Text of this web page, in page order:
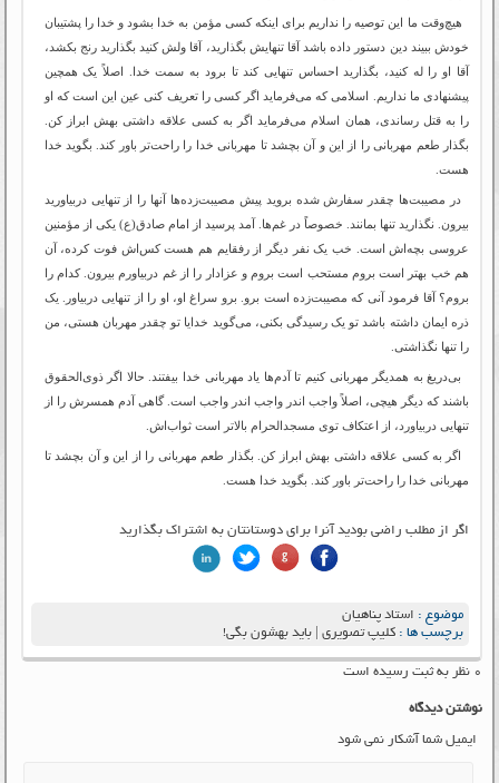
هیچ‌وقت ما این توصیه را نداریم برای اینکه کسی مؤمن به خدا بشود و خدا را پشتیبان
خودش ببیند دین دستور داده باشد آقا تنهایش بگذارید، آقا ولش کنید بگذارید رنج بکشد،
آقا او را له کنید، بگذارید احساس تنهایی کند تا برود به سمت خدا. اصلاً یک همچین
پیشنهادی ما نداریم. اسلامی که می‌فرماید اگر کسی را تعریف کنی عین این است که او
را به قتل رساندی، همان اسلام می‌فرماید اگر به کسی علاقه داشتی بهش ابراز کن.
بگذار طعم مهربانی را از این و آن بچشد تا مهربانی خدا را راحت‌تر باور کند. بگوید خدا
هست.
در مصیبت‌ها چقدر سفارش شده بروید پیش مصیبت‌زده‌ها آنها را از تنهایی دربیاورید
بیرون. نگذارید تنها بمانند. خصوصاً در غم‌ها. آمد پرسید از امام صادق(ع) یکی از مؤمنین
عروسی بچه‌اش است. خب یک نفر دیگر از رفقایم هم هست کس‌اش فوت کرده، آن
هم خب بهتر است بروم مستحب است بروم و عزادار را از غم دربیاورم بیرون. کدام را
بروم؟ آقا فرمود آنی که مصیبت‌زده است برو. برو سراغ او، او را از تنهایی دربیاور. یک
ذره ایمان داشته باشد تو یک رسیدگی بکنی، می‌گوید خدایا تو چقدر مهربان هستی، من
را تنها نگذاشتی.
بی‌دریغ به همدیگر مهربانی کنیم تا آدم‌ها یاد مهربانی خدا بیفتند. حالا اگر ذوی‌الحقوق
باشند که دیگر هیچی، اصلاً واجب اندر واجب اندر واجب است. گاهی آدم همسرش را از
تنهایی دربیاورد، از اعتکاف توی مسجدالحرام بالاتر است ثواب‌اش.
اگر به کسی علاقه داشتی بهش ابراز کن. بگذار طعم مهربانی را از این و آن بچشد تا
مهربانی خدا را راحت‌تر باور کند. بگوید خدا هست.
اگر از مطلب راضی بودید آنرا برای دوستانتان به اشتراک بگذارید
موضوع : استاد پناهیان
برچسب ها :کلیپ تصویری | باید بهشون بگی!
۰ نظر به ثبت رسیده است
نوشتن دیدگاه
ایمیل شما آشکار نمی شود